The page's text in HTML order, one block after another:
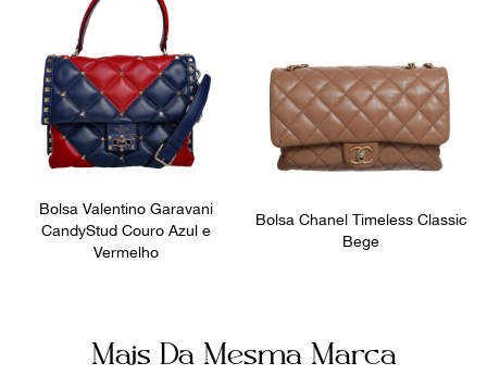
FPNYBVL
Bolsa Valentino Garavani
CandyStud Couro Azul e
Vermelho
Bolsa Chanel Timeless Classic
Bege
Mais Da Mesma Marca